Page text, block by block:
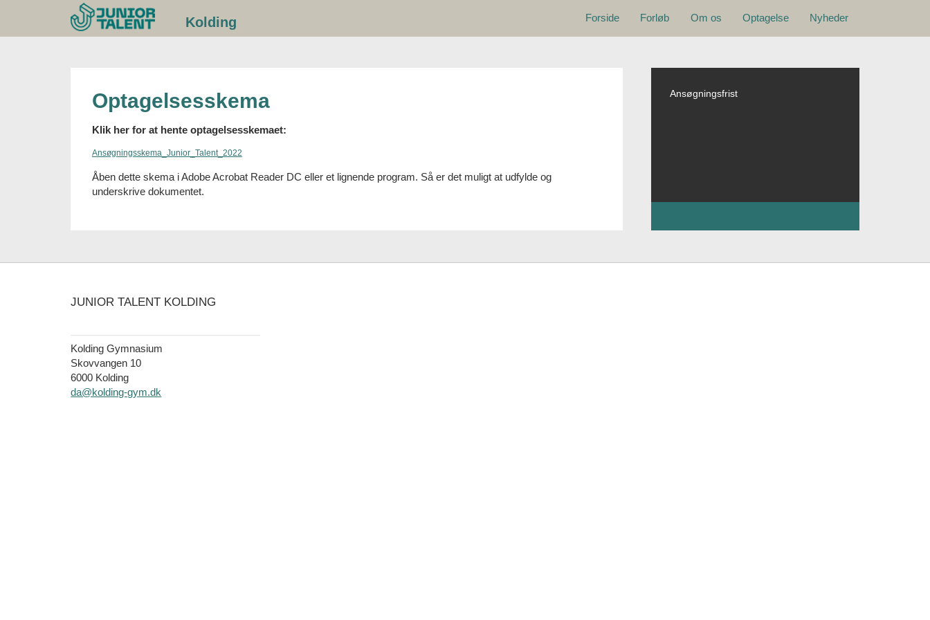
indhold
Kolding
Forside
Forløb Om os Optagelse Nyheder
Optagelsesskema
Klik her for at hente optagelsesskemaet:
Ansøgningsskema_Junior_Talent_2022
Åben dette skema i Adobe Acrobat Reader DC eller et lignende program. Så er det muligt at udfylde og
underskrive dokumentet.
Ansøgningsfrist
JUNIOR TALENT KOLDING
Kolding Gymnasium
Skovvangen 10
6000 Kolding
da@kolding-gym.dk